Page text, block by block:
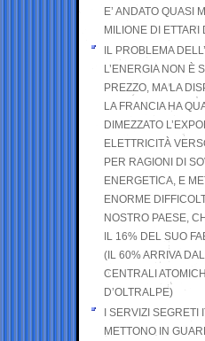
E’ ANDATO QUASI
MILIONE DI ETTARI
IL PROBLEMA
L’ENERGIA NON È
PREZZO, MA LA
LA FRANCIA HA
DIMEZZATO
ELETTRICITÀ
PER RAGIONI DI
ENERGETICA, E
ENORME
NOSTRO PAESE,
IL 16% DEL SUO
(IL 60% ARRIVA
CENTRALI
D’OLTRALPE)
I SERVIZI SEGRETI
METTONO IN